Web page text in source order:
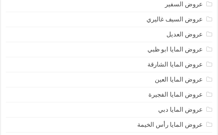
عروض السفير
عروض السيف غاليري
عروض العديل
عروض المايا ابو ظبي
عروض المايا الشارقة
عروض المايا العين
عروض المايا الفجيرة
عروض المايا دبي
عروض المايا رأس الخيمة